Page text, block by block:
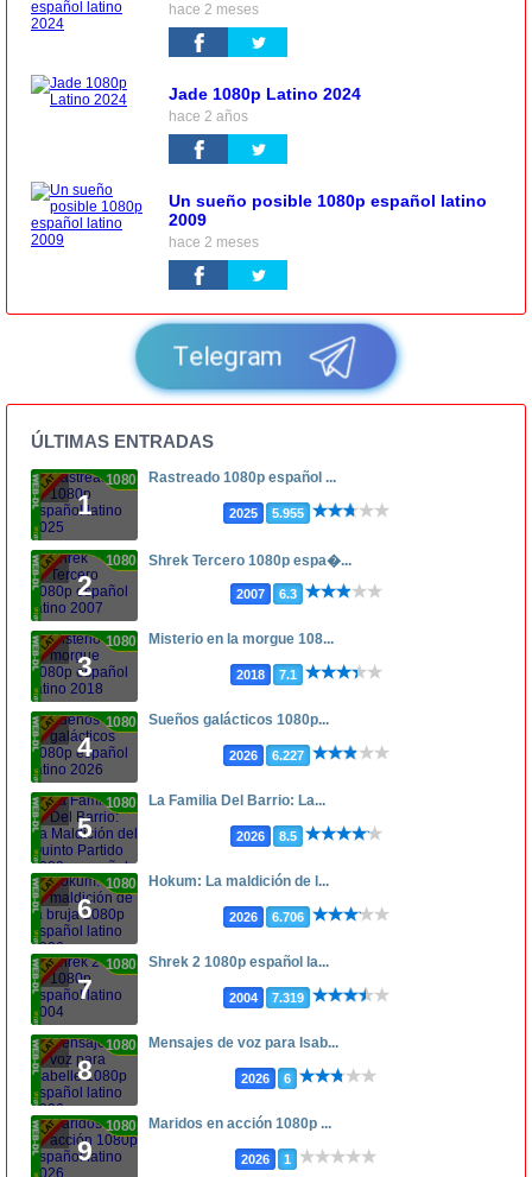
hace 2 meses
Jade 1080p Latino 2024
hace 2 años
Un sueño posible 1080p español latino
2009
hace 2 meses
Telegram
ÚLTIMAS ENTRADAS
1
1080p Rastreado 1080p español ...
2025 5.955
2
1080p Shrek Tercero 1080p espa�...
2007 6.3
3
1080p Misterio en la morgue 108...
2018 7.1
4
1080p Sueños galácticos 1080p...
2026 6.227
5
1080p La Familia Del Barrio: La...
2026 8.5
6
1080p Hokum: La maldición de l...
2026 6.706
7
1080p Shrek 2 1080p español la...
2004 7.319
8
1080p Mensajes de voz para Isab...
2026 6
9
1080p Maridos en acción 1080p ...
2026 1